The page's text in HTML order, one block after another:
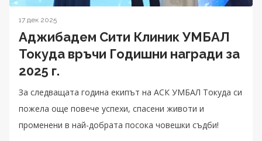
17 дек 2025
Аджибадем Сити Клиник УМБАЛ
Токуда връчи Годишни награди за
2025 г.
За следващата година екипът на АСК УМБАЛ Токуда си
пожела още повече успехи, спасени животи и
променени в най-добрата посока човешки съдби!